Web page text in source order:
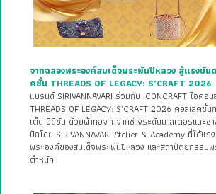
จากฉลองพระองค์สมเด็จพระพันปีหลวง สู่แรงบัน
คชั่น THREADS OF LEGACY: S’CRAFT 2026
แบรนด์ SIRIVANNAVARI ร่วมกับ ICONCRAFT ไอคอ
THREADS OF LEGACY: S’CRAFT 2026 คอลเลคชั่น
เต็ด อิดิชัน ด้วยผ้าทอจากจากช่างระดับมาสเตอร์และช่
ปักโดย SIRIVANNAVARI Atelier & Academy ที่ได้แร
พระองค์ของสมเด็จพระพันปีหลวง และสถาปัตยกรรม
ตำหนัก